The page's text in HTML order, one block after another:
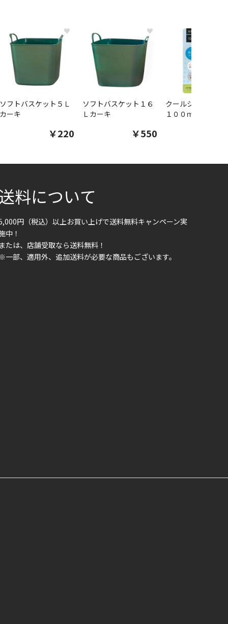
♥
ソフトバスケット５Ｌ
カーキ
￥220
♥
ソフトバスケット１６
Ｌカーキ
￥550
クールシャツスプ
１００ｍｌ
料について
円（税込）以上お買い上げで送料無料キャンペーン実
中！
または、店舗受取なら送料無料！
※一部、適用外、追加送料が必要な商品もございます。